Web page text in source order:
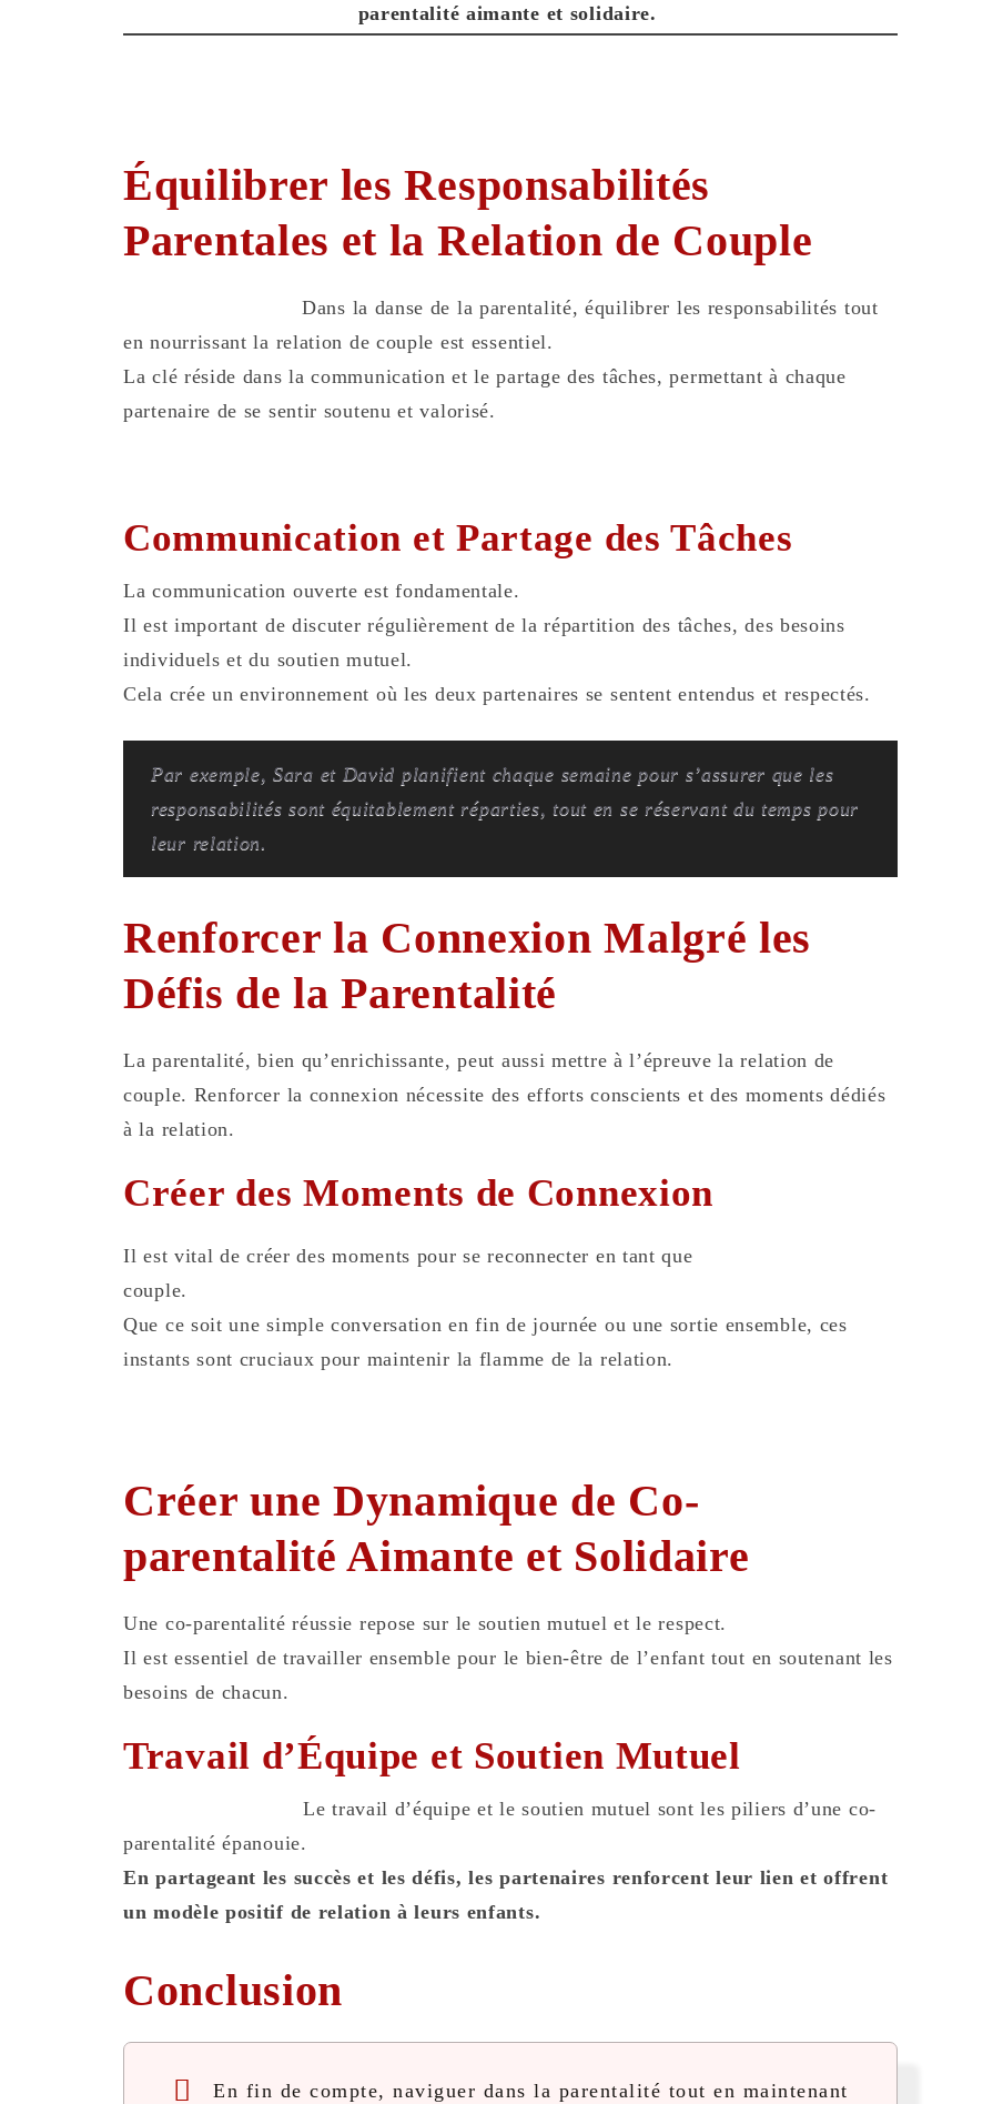
parentalité aimante et solidaire.
Équilibrer les Responsabilités
Parentales et la Relation de Couple
Dans la danse de la parentalité, équilibrer les responsabilités tout
en nourrissant la relation de couple est essentiel.
La clé réside dans la communication et le partage des tâches, permettant à chaque
partenaire de se sentir soutenu et valorisé.
Communication et Partage des Tâches
La communication ouverte est fondamentale.
Il est important de discuter régulièrement de la répartition des tâches, des besoins
individuels et du soutien mutuel.
Cela crée un environnement où les deux partenaires se sentent entendus et respectés.
Par exemple, Sara et David planifient chaque semaine pour s’assurer que les
responsabilités sont équitablement réparties, tout en se réservant du temps pour
leur relation.
Renforcer la Connexion Malgré les
Défis de la Parentalité
La parentalité, bien qu’enrichissante, peut aussi mettre à l’épreuve la relation de
couple. Renforcer la connexion nécessite des efforts conscients et des moments dédiés
à la relation.
Créer des Moments de Connexion
Il est vital de créer des moments pour se reconnecter en tant que
couple.
Que ce soit une simple conversation en fin de journée ou une sortie ensemble, ces
instants sont cruciaux pour maintenir la flamme de la relation.
Créer une Dynamique de Co-
parentalité Aimante et Solidaire
Une co-parentalité réussie repose sur le soutien mutuel et le respect.
Il est essentiel de travailler ensemble pour le bien-être de l’enfant tout en soutenant les
besoins de chacun.
Travail d’Équipe et Soutien Mutuel
Le travail d’équipe et le soutien mutuel sont les piliers d’une co-
parentalité épanouie.
En partageant les succès et les défis, les partenaires renforcent leur lien et offrent
un modèle positif de relation à leurs enfants.
Conclusion
En fin de compte, naviguer dans la parentalité tout en maintenant